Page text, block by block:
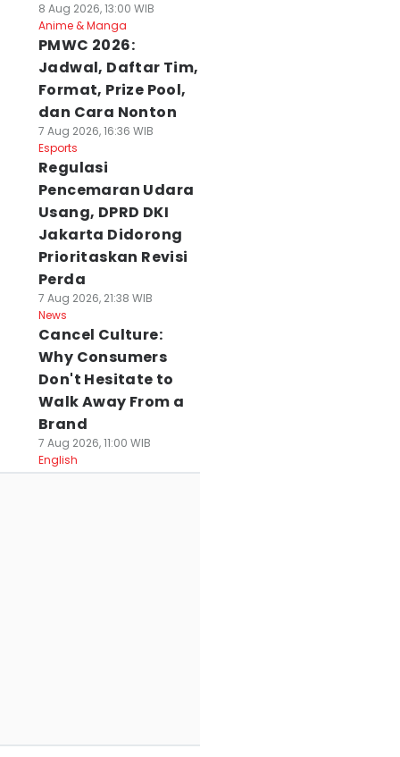
8 Aug 2026, 13:00 WIB
Anime & Manga
PMWC 2026:
Jadwal, Daftar Tim,
Format, Prize Pool,
dan Cara Nonton
7 Aug 2026, 16:36 WIB
Esports
Regulasi
Pencemaran Udara
Usang, DPRD DKI
Jakarta Didorong
Prioritaskan Revisi
Perda
7 Aug 2026, 21:38 WIB
News
Cancel Culture:
Why Consumers
Don't Hesitate to
Walk Away From a
Brand
7 Aug 2026, 11:00 WIB
English